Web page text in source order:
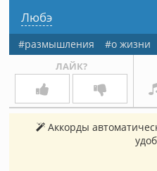
Любэ
размышления о жизни
ЛАЙК?
Аккорды